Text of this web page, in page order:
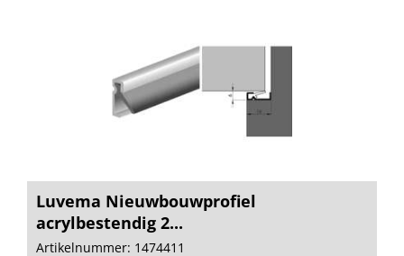
Luvema Nieuwbouwprofiel
acrylbestendig 2...
Artikelnummer: 1474411